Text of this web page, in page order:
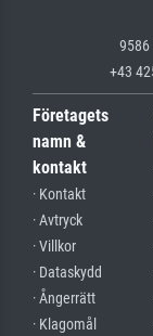
9586
+43
Företagets
namn &
kontakt
· Kontakt
· Avtryck
· Villkor
· Dataskydd
· Ångerrätt
· Klagomål